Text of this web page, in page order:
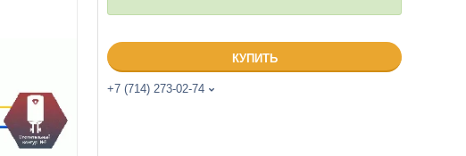
КУПИТЬ
+7 (714) 273-02-74